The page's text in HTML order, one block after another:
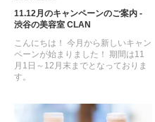
11.12月のキャンペーンのご案内 -
渋谷の美容室 CLAN
こんにちは！ 今月から新しいキャン
ペーンが始まりました！ 期間は11
月1日～12月末までとなっておりま
す。